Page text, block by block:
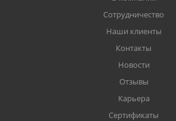
Сотрудничество
Наши клиенты
Контакты
Новости
Отзывы
Карьера
Сертификаты